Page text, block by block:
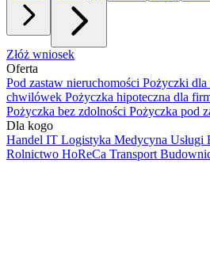
Złóż wniosek
Oferta
Pod zastaw nieruchomości Pożyczki dla
chwilówek Pożyczka hipoteczna dla
Pożyczka bez zdolności Pożyczka pod
Dla kogo
Handel IT Logistyka Medycyna Usługi
Rolnictwo HoReCa Transport